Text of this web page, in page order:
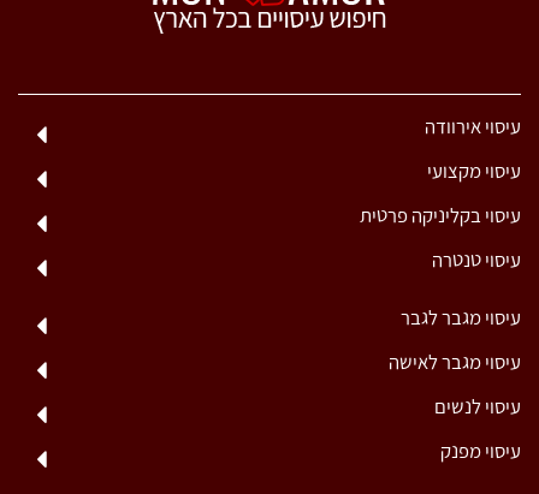
עיסוי אירוודה
עיסוי מקצועי
עיסוי בקליניקה פרטית
עיסוי טנטרה
עיסוי מגבר לגבר
עיסוי מגבר לאישה
עיסוי לנשים
עיסוי מפנק